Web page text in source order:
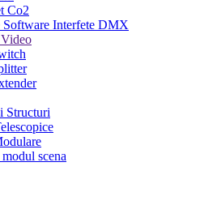
Co2
Software Interfete DMX
Video
Structuri
scena